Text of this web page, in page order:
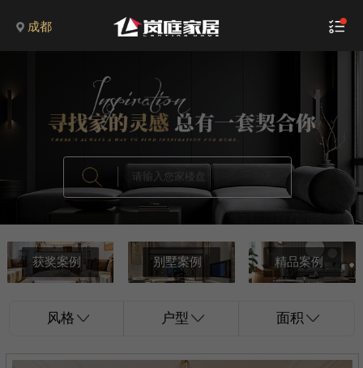
成都
获奖案例 别墅案例 精品案例
风格 户型 面积